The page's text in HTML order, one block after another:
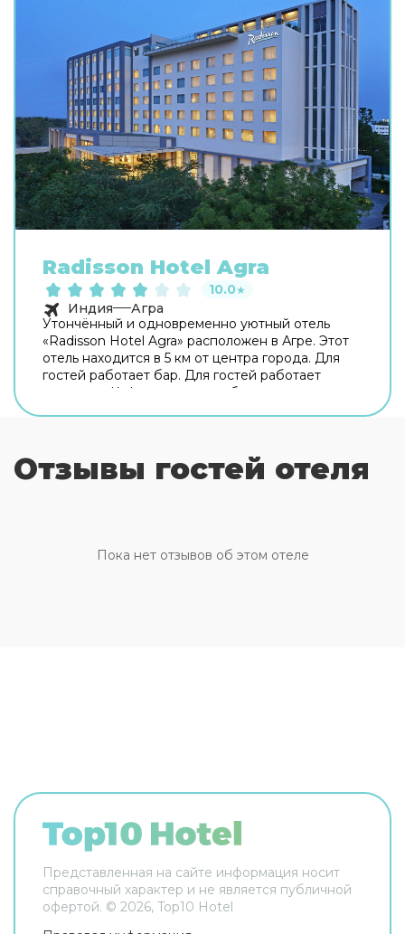
Radisson Hotel Agra
10.0★
Индия
Агра
Утончённый и одновременно уютный отель
«Radisson Hotel Agra» расположен в Агре. Этот
отель находится в 5 км от центра города. Для
гостей работает бар. Для гостей работает
ресторан. Кафе отеля — удобное место для
парковке рядом. Также для гостей в отеле:
массажный кабинет, паровая баня и спа-центр.
к услугам отдыхающих площадка для барбекю.
Для тех, кто не представляет отдых без водных
выбранной категории номера.
Отзывы гостей отеля
Пока нет отзывов об этом отеле
Представленная на сайте информация носит
справочный характер и не является публичной
офертой. © 2026, Top10 Hotel